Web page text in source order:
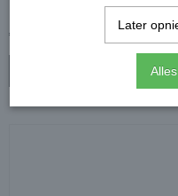
bianco/groen, one size
€ 12,99
Later